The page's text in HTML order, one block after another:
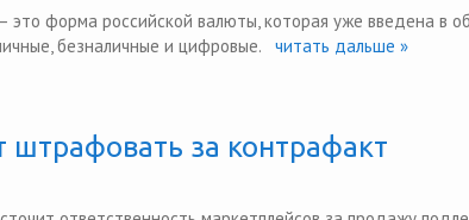
форма российской валюты, которая уже введена в
безналичные и цифровые. читать дальше »
штрафовать за контрафакт